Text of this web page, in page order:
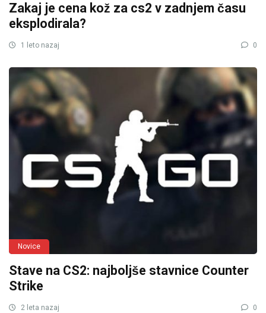
Zakaj je cena kož za cs2 v zadnjem času
eksplodirala?
1 leto nazaj 0
Novice
Stave na CS2: najboljše stavnice Counter
Strike
2 leta nazaj 0